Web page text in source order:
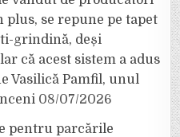
plus, se repune pe tapet
grindină, deși
că acest sistem a adus
Vasilică Pamfil, unul
08/07/2026
pentru parcările